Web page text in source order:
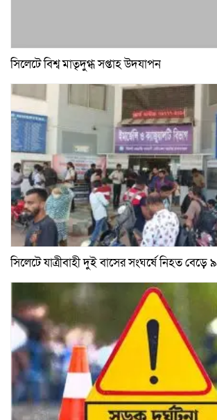
সিলেটে বিশ্ব মাতৃদুগ্ধ সপ্তাহ উদযাপন
সিলেটে যাত্রীবাহী দুই বাসের সংঘর্ষে নিহত বেড়ে ৯